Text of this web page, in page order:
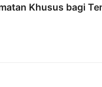
Khusus bagi